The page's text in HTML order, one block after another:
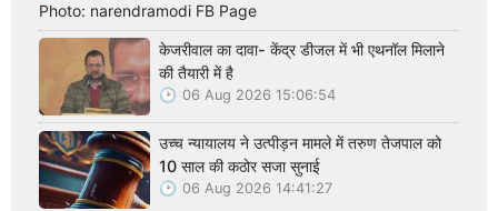
Photo: narendramodi FB Page
केजरीवाल का दावा- केंद्र डीजल में भी एथनॉल मिलाने
की तैयारी में है
06 Aug 2026 15:06:54
उच्च न्यायालय ने उत्पीड़न मामले में तरुण तेजपाल को
10 साल की कठोर सजा सुनाई
06 Aug 2026 14:41:27